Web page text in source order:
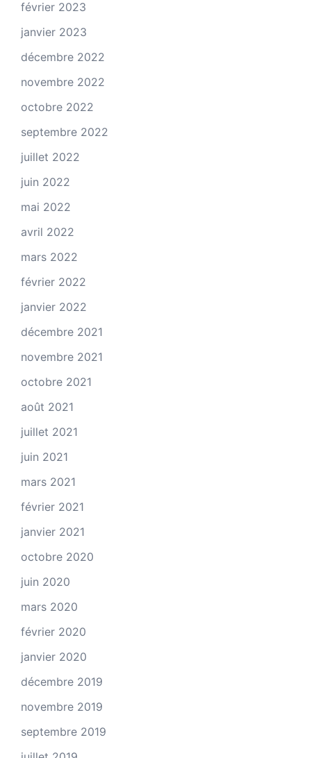
février 2023
janvier 2023
décembre 2022
novembre 2022
octobre 2022
septembre 2022
juillet 2022
juin 2022
mai 2022
avril 2022
mars 2022
février 2022
janvier 2022
décembre 2021
novembre 2021
octobre 2021
août 2021
juillet 2021
juin 2021
mars 2021
février 2021
janvier 2021
octobre 2020
juin 2020
mars 2020
février 2020
janvier 2020
décembre 2019
novembre 2019
septembre 2019